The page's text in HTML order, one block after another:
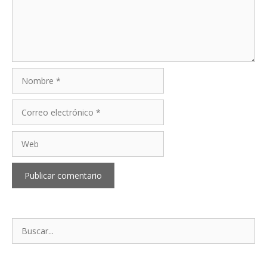
electrónico